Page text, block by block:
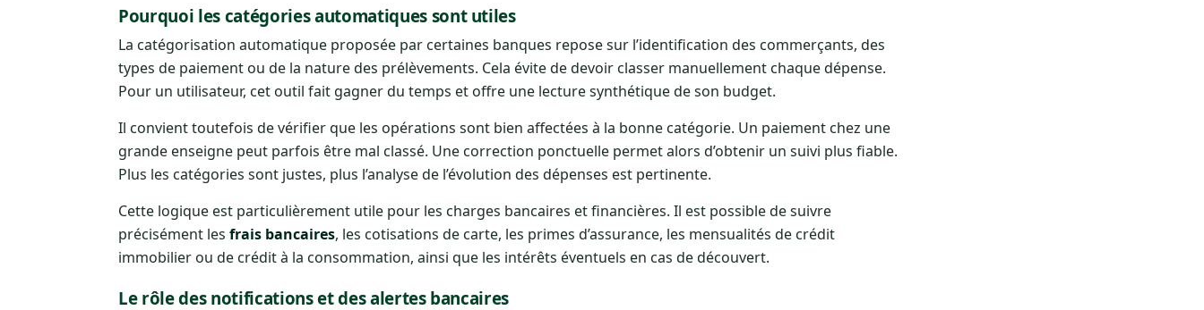
Pourquoi les catégories automatiques sont utiles
La catégorisation automatique proposée par certaines banques repose sur l’identification des commerçants, des
types de paiement ou de la nature des prélèvements. Cela évite de devoir classer manuellement chaque dépense.
Pour un utilisateur, cet outil fait gagner du temps et offre une lecture synthétique de son budget.
Il convient toutefois de vérifier que les opérations sont bien affectées à la bonne catégorie. Un paiement chez une
grande enseigne peut parfois être mal classé. Une correction ponctuelle permet alors d’obtenir un suivi plus fiable.
Plus les catégories sont justes, plus l’analyse de l’évolution des dépenses est pertinente.
Cette logique est particulièrement utile pour les charges bancaires et financières. Il est possible de suivre
précisément les frais bancaires, les cotisations de carte, les primes d’assurance, les mensualités de crédit
immobilier ou de crédit à la consommation, ainsi que les intérêts éventuels en cas de découvert.
Le rôle des notifications et des alertes bancaires